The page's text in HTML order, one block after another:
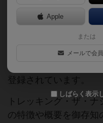
ご
当サイトに掲載され
の情報は、ボドゲー
ーご本人様・有志の皆
登録されています。
トレッキング・ザ・
の特徴や概要を御存知
Apple
または
メールで会
しばらく表示